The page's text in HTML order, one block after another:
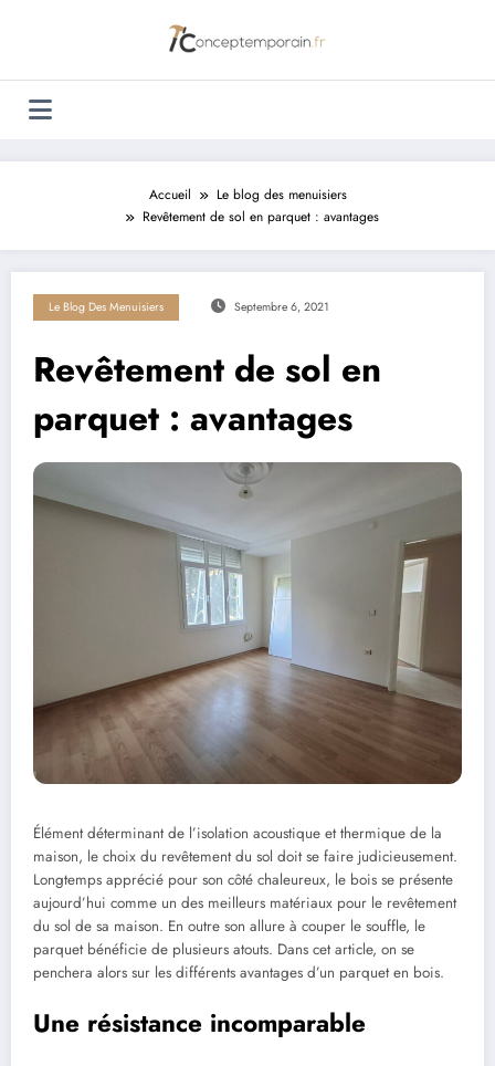
Accueil
Le blog des menuisiers
Revêtement de sol en parquet : avantages
Le Blog Des Menuisiers Septembre 6, 2021
Revêtement de sol en
parquet : avantages
Élément déterminant de l’isolation acoustique et thermique de la
maison, le choix du revêtement du sol doit se faire judicieusement.
Longtemps apprécié pour son côté chaleureux, le bois se présente
aujourd’hui comme un des meilleurs matériaux pour le revêtement
du sol de sa maison. En outre son allure à couper le souffle, le
parquet bénéficie de plusieurs atouts. Dans cet article, on se
penchera alors sur les différents avantages d’un parquet en bois.
Une résistance incomparable